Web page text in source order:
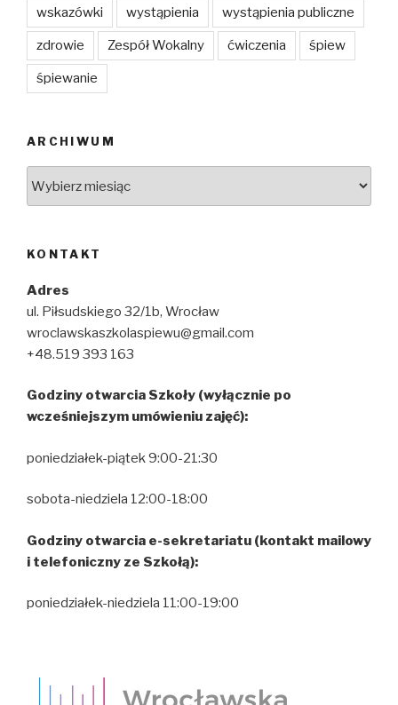
wskazówki wystąpienia wystąpienia publiczne
zdrowie Zespół Wokalny ćwiczenia śpiew
śpiewanie
ARCHIWUM
KONTAKT
Adres
ul. Piłsudskiego 32/1b, Wrocław
wroclawskaszkolaspiewu@gmail.com
+48.519 393 163
Godziny otwarcia Szkoły (wyłącznie po
wcześniejszym umówieniu zajęć):
poniedziałek-piątek 9:00-21:30
sobota-niedziela 12:00-18:00
Godziny otwarcia e-sekretariatu (kontakt mailowy
i telefoniczny ze Szkołą):
poniedziałek-niedziela 11:00-19:00